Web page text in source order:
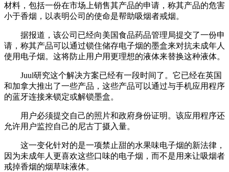
材料，包括一份在市场上销售其产品的申请，称其产品的危害
小于香烟，以表明公司的使命是帮助吸烟者戒烟。
据报道，该公司已经向美国食品药品管理局提交了一份申
请，称其产品可以通过锁住储存电子烟的墨盒来对抗未成年人
使用电子烟。这将防止用户用更理想的液体来替换这种液体。
Juul研究这个解决方案已经有一段时间了。它已经在英国
和加拿大推出了一些产品，这些产品可以通过与手机应用程序
的蓝牙连接来锁定或解锁墨盒。
用户必须提交自己的照片和政府身份证明。该应用程序还
允许用户监控自己的尼古丁摄入量。
这一变化针对的是一项禁止甜的水果味电子烟的新法律，
因为未成年人更喜欢这些口味的电子烟，而不是用来让吸烟者
戒掉香烟的烟草味液体。